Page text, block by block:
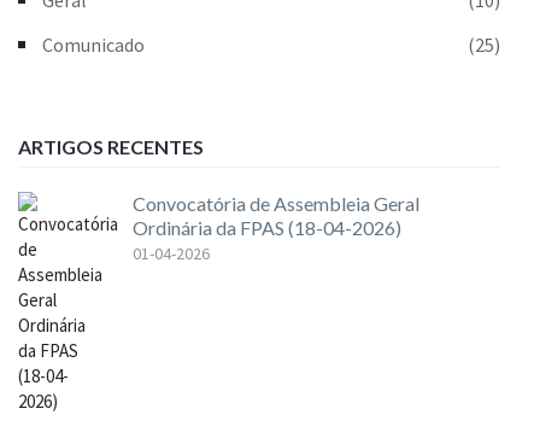
Comunicado
(25)
ARTIGOS RECENTES
Convocatória de Assembleia Geral
Ordinária da FPAS (18-04-2026)
01-04-2026